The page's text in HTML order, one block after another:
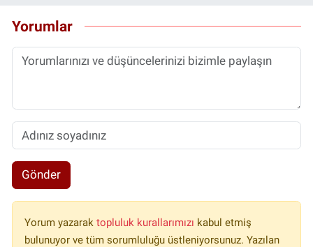
Yorumlar
Gönder
Yorum yazarak topluluk kurallarımızı kabul etmiş
bulunuyor ve tüm sorumluluğu üstleniyorsunuz. Yazılan